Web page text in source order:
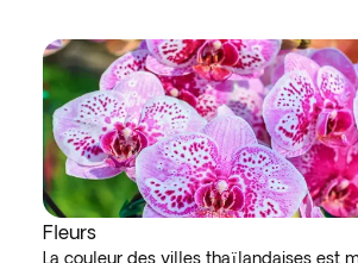
Fleurs
La couleur des villes thaïlandaises est